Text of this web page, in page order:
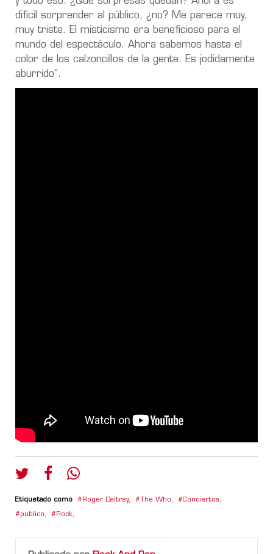
difícil sorprender al público, ¿no? Me parece muy,
muy triste. El misticismo era beneficioso para el
mundo del espectáculo. Ahora sabemos hasta el
color de los calzoncillos de la gente. Es jodidamente
aburrido".
Etiquetado como Roger Daltrey, The Who, Conciertos,
publico, Rock,